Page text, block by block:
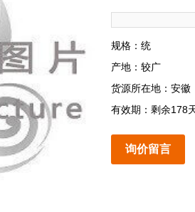
规格：统
产地：较广
货源所在地：安徽
有效期：剩余178
询价留言